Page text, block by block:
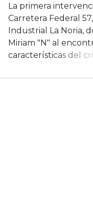
La primera
Carretera Federal
Industrial La Noria,
Miriam "N" al
características del